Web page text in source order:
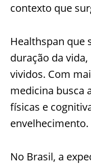
contexto que
Healthspan que
duração da
vividos. Com
medicina busca
físicas e
envelhecimento.
No Brasil, a